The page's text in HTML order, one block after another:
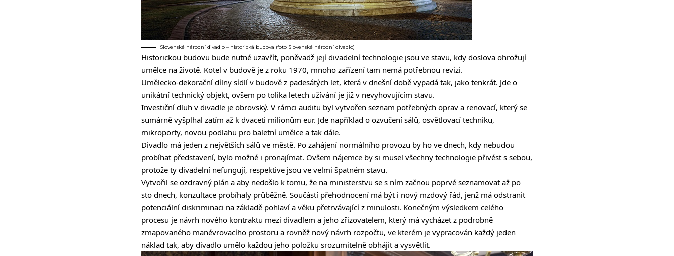
Slovenské národní divadlo – historická budova (foto Slovenské národní divadlo)
Historickou budovu bude nutné uzavřít, poněvadž její divadelní technologie jsou ve stavu, kdy doslova ohrožují
umělce na životě. Kotel v budově je z roku 1970, mnoho zařízení tam nemá potřebnou revizi.
Umělecko-dekorační dílny sídlí v budově z padesátých let, která v dnešní době vypadá tak, jako tenkrát. Jde o
unikátní technický objekt, ovšem po tolika letech užívání je již v nevyhovujícím stavu.
Investiční dluh v divadle je obrovský. V rámci auditu byl vytvořen seznam potřebných oprav a renovací, který se
sumárně vyšplhal zatím až k dvaceti milionům eur. Jde například o ozvučení sálů, osvětlovací techniku,
mikroporty, novou podlahu pro baletní umělce a tak dále.
Divadlo má jeden z největších sálů ve městě. Po zahájení normálního provozu by ho ve dnech, kdy nebudou
probíhat představení, bylo možné i pronajímat. Ovšem nájemce by si musel všechny technologie přivést s sebou,
protože ty divadelní nefungují, respektive jsou ve velmi špatném stavu.
Vytvořil se ozdravný plán a aby nedošlo k tomu, že na ministerstvu se s ním začnou poprvé seznamovat až po
sto dnech, konzultace probíhaly průběžně. Součástí přehodnocení má být i nový mzdový řád, jenž má odstranit
potenciální diskriminaci na základě pohlaví a věku přetrvávající z minulosti. Konečným výsledkem celého
procesu je návrh nového kontraktu mezi divadlem a jeho zřizovatelem, který má vycházet z podrobně
zmapovaného manévrovacího prostoru a rovněž nový návrh rozpočtu, ve kterém je vypracován každý jeden
náklad tak, aby divadlo umělo každou jeho položku srozumitelně obhájit a vysvětlit.